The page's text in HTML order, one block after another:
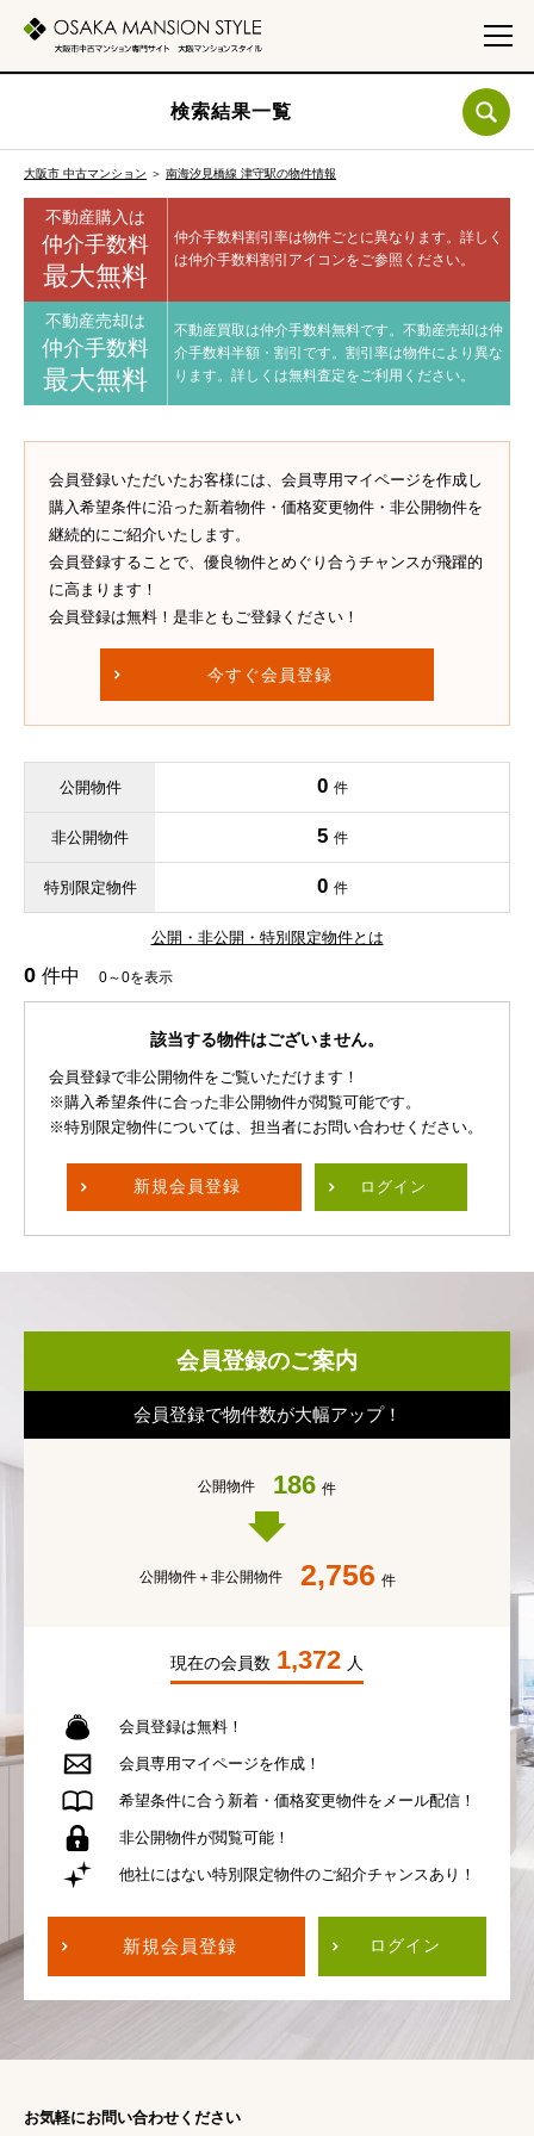
検索結果一覧
大阪市 中古マンション ＞ 南海汐見橋線 津守駅の物件情報
不動産購入は
仲介手数料
最大無料
仲介手数料割引率は物件ごとに異なります。 詳しく
は仲介手数料割引アイコンをご参照ください。
不動産売却は
仲介手数料
最大無料
不動産買取は仲介手数料無料です。 不動産売却は仲
介手数料半額・割引です。 割引率は物件により異な
ります。 詳しくは無料査定をご利用ください。
会員登録いただいたお客様には、会員専用マイページを作成し
購入希望条件に沿った新着物件・価格変更物件・非公開物件を
継続的にご紹介いたします。
会員登録することで、優良物件とめぐり合うチャンスが飛躍的
に高まります！
会員登録は無料！是非ともご登録ください！
今すぐ会員登録
公開物件 0 件
非公開物件 5 件
特別限定物件 0 件
公開・非公開・特別限定物件とは
0 件中 0～0を表示
該当する物件はございません。
会員登録で非公開物件をご覧いただけます！
※購入希望条件に合った非公開物件が閲覧可能です。
※特別限定物件については、担当者にお問い合わせください。
新規会員登録 ログイン
会員登録のご案内
会員登録で物件数が大幅アップ！
公開物件 186 件
公開物件＋非公開物件 2,756 件
現在の会員数 1,372 人
会員登録は無料！
会員専用 マイページを作成！
希望条件に合う 新着・価格変更物件を メール配信！
非公開物件が閲覧可能！
他社にはない特別限定物件のご紹介チャンスあり！
新規会員登録 ログイン
お気軽にお問い合わせください